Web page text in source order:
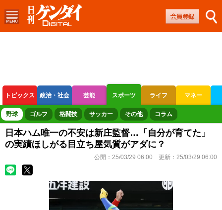
トピックス 政治・社会 芸能 スポーツ ライフ マネー
ボートレース 競輪 オートレース
野球 ゴルフ 格闘技 サッカー その他 コラム
日本ハム唯一の不安は新庄監督…「自分が育てた」
の実績ほしがる目立ち屋気質がアダに？
公開： 25/03/29 06:00 更新： 25/03/29 06:00